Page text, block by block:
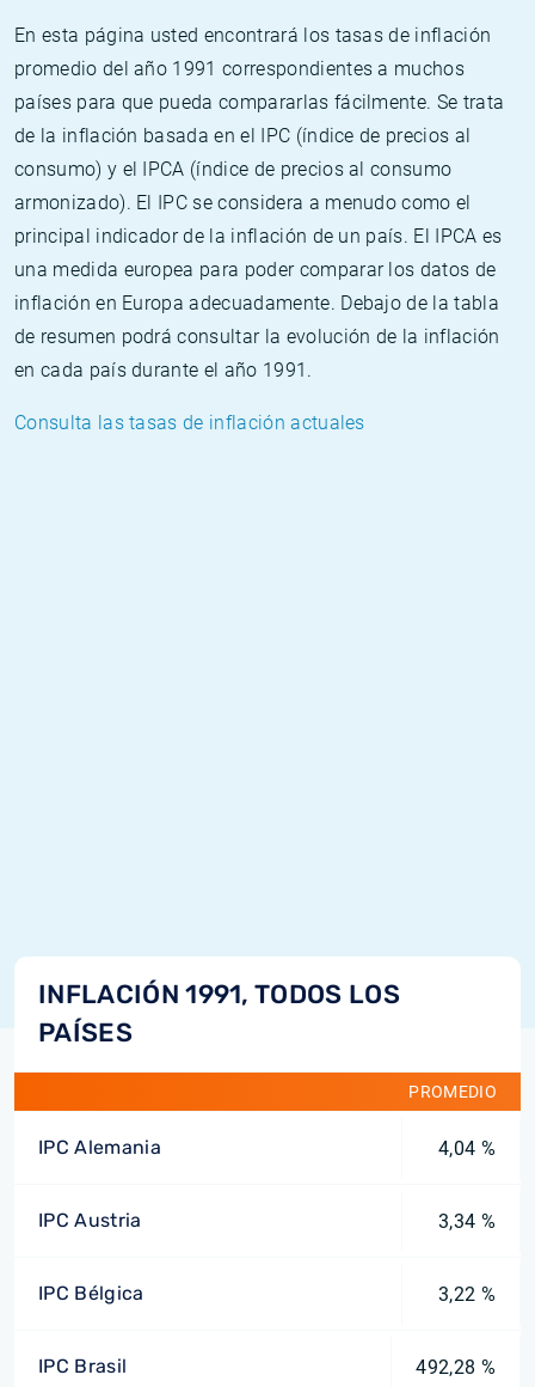
En esta página usted encontrará los tasas de inflación
promedio del año 1991 correspondientes a muchos
países para que pueda compararlas fácilmente. Se trata
de la inflación basada en el IPC (índice de precios al
consumo) y el IPCA (índice de precios al consumo
armonizado). El IPC se considera a menudo como el
principal indicador de la inflación de un país. El IPCA es
una medida europea para poder comparar los datos de
inflación en Europa adecuadamente. Debajo de la tabla
de resumen podrá consultar la evolución de la inflación
en cada país durante el año 1991.
Consulta las tasas de inflación actuales
INFLACIÓN 1991, TODOS LOS
PAÍSES
PROMEDIO
IPC Alemania 4,04 %
IPC Austria 3,34 %
IPC Bélgica 3,22 %
IPC Brasil 492,28 %